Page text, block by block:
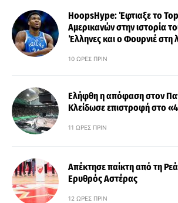
HoopsHype: Έφτιαξε το
Αμερικανών στην ιστορία
Έλληνες και ο Φουρνιέ στη
10 ΏΡΕΣ ΠΡΙΝ
Ελήφθη η απόφαση στον
Κλείδωσε επιστροφή στο
11 ΏΡΕΣ ΠΡΙΝ
Απέκτησε παίκτη από τη
Ερυθρός Αστέρας
12 ΏΡΕΣ ΠΡΙΝ